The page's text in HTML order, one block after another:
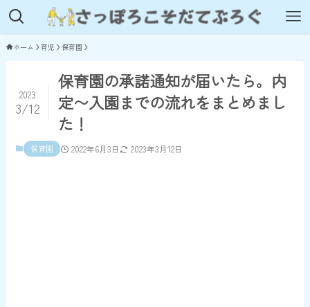
ホーム 育児 保育園
保育園の承諾通知が届いたら。内
定〜入園までの流れをまとめまし
た！
2023
3/12
保育園 2022年6月3日 2023年3月12日